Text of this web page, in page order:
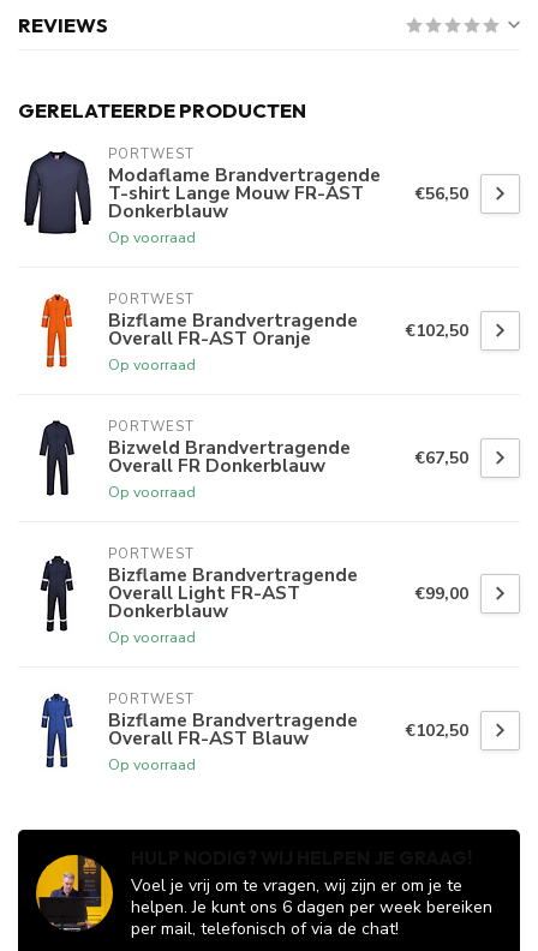
REVIEWS
GERELATEERDE PRODUCTEN
PORTWEST
Modaflame Brandvertragende
T-shirt Lange Mouw FR-AST
Donkerblauw
Op voorraad
€56,50
PORTWEST
Bizflame Brandvertragende
Overall FR-AST Oranje
Op voorraad
€102,50
PORTWEST
Bizweld Brandvertragende
Overall FR Donkerblauw
Op voorraad
€67,50
PORTWEST
Bizflame Brandvertragende
Overall Light FR-AST
Donkerblauw
Op voorraad
€99,00
PORTWEST
Bizflame Brandvertragende
Overall FR-AST Blauw
Op voorraad
€102,50
Voel je vrij om te vragen, wij zijn er om je te
helpen. Je kunt ons 6 dagen per week bereiken
per mail, telefonisch of via de chat!